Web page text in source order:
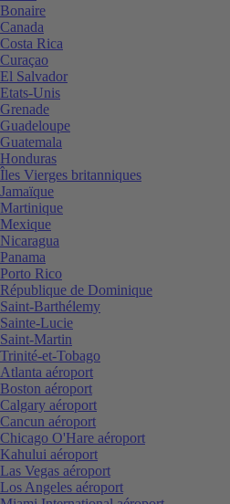
Bonaire
Canada
Costa Rica
Curaçao
El Salvador
Etats-Unis
Grenade
Guadeloupe
Guatemala
Honduras
Îles Vierges britanniques
Jamaïque
Martinique
Mexique
Nicaragua
Panama
Porto Rico
République de Dominique
Saint-Barthélemy
Sainte-Lucie
Saint-Martin
Trinité-et-Tobago
Atlanta aéroport
Boston aéroport
Calgary aéroport
Cancun aéroport
Chicago O'Hare aéroport
Kahului aéroport
Las Vegas aéroport
Los Angeles aéroport